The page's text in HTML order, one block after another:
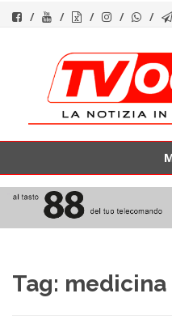
contenuto
contenuto
Tag: